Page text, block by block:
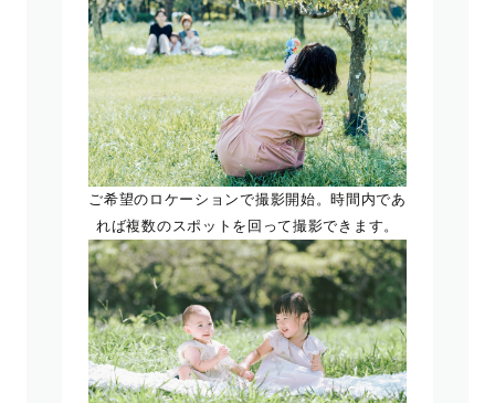
ご希望のロケーションで撮影開始。時間内であ
れば複数のスポットを回って撮影できます。